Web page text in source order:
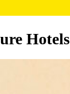
Hotels